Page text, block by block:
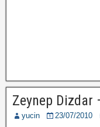
Zeynep Dizdar
yucin 23/07/2010